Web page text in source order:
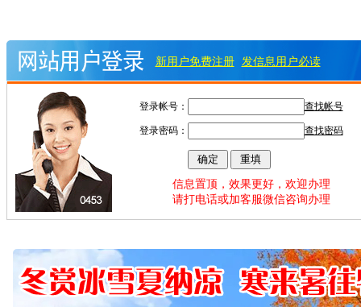
新用户免费注册 发信息用户必读
登录帐号： 查找帐号
登录密码： 查找密码
信息置顶，效果更好，欢迎办理
请打电话或加客服微信咨询办理